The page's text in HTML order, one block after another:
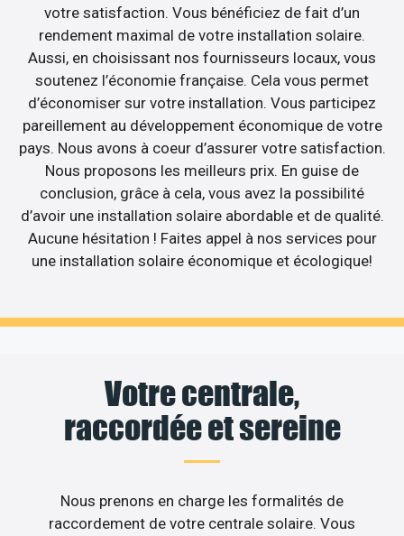
votre satisfaction. Vous bénéficiez de fait d’un
rendement maximal de votre installation solaire.
Aussi, en choisissant nos fournisseurs locaux, vous
soutenez l’économie française. Cela vous permet
d’économiser sur votre installation. Vous participez
pareillement au développement économique de votre
pays. Nous avons à coeur d’assurer votre satisfaction.
Nous proposons les meilleurs prix. En guise de
conclusion, grâce à cela, vous avez la possibilité
d’avoir une installation solaire abordable et de qualité.
Aucune hésitation ! Faites appel à nos services pour
une installation solaire économique et écologique!
Votre centrale,
raccordée et sereine
Nous prenons en charge les formalités de
raccordement de votre centrale solaire. Vous